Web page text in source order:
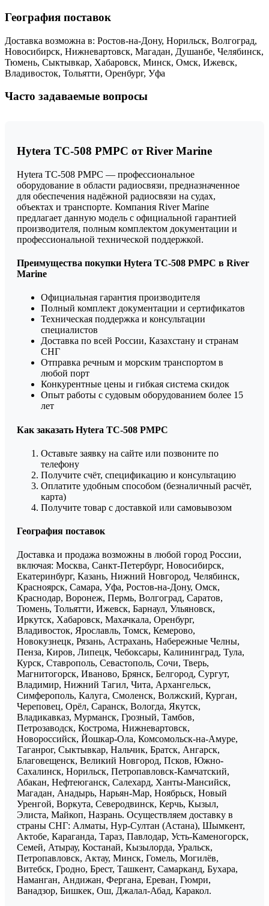
География поставок
Доставка возможна в: Ростов-на-Дону, Норильск, Волгоград,
Новосибирск, Нижневартовск, Магадан, Душанбе, Челябинск,
Тюмень, Сыктывкар, Хабаровск, Минск, Омск, Ижевск,
Владивосток, Тольятти, Оренбург, Уфа
Часто задаваемые вопросы
Hytera TC-508 РМРС от River Marine
Hytera TC-508 РМРС — профессиональное
оборудование в области радиосвязи, предназначенное
для обеспечения надёжной радиосвязи на судах,
объектах и транспорте. Компания River Marine
предлагает данную модель с официальной гарантией
производителя, полным комплектом документации и
профессиональной технической поддержкой.
Преимущества покупки Hytera TC-508 РМРС в River
Marine
Официальная гарантия производителя
Полный комплект документации и сертификатов
Техническая поддержка и консультации
специалистов
Доставка по всей России, Казахстану и странам
СНГ
Отправка речным и морским транспортом в
любой порт
Конкурентные цены и гибкая система скидок
Опыт работы с судовым оборудованием более 15
лет
Как заказать Hytera TC-508 РМРС
Оставьте заявку на сайте или позвоните по
телефону
Получите счёт, спецификацию и консультацию
Оплатите удобным способом (безналичный расчёт,
карта)
Получите товар с доставкой или самовывозом
География поставок
Доставка и продажа возможны в любой город России,
включая: Москва, Санкт-Петербург, Новосибирск,
Екатеринбург, Казань, Нижний Новгород, Челябинск,
Красноярск, Самара, Уфа, Ростов-на-Дону, Омск,
Краснодар, Воронеж, Пермь, Волгоград, Саратов,
Тюмень, Тольятти, Ижевск, Барнаул, Ульяновск,
Иркутск, Хабаровск, Махачкала, Оренбург,
Владивосток, Ярославль, Томск, Кемерово,
Новокузнецк, Рязань, Астрахань, Набережные Челны,
Пенза, Киров, Липецк, Чебоксары, Калининград, Тула,
Курск, Ставрополь, Севастополь, Сочи, Тверь,
Магнитогорск, Иваново, Брянск, Белгород, Сургут,
Владимир, Нижний Тагил, Чита, Архангельск,
Симферополь, Калуга, Смоленск, Волжский, Курган,
Череповец, Орёл, Саранск, Вологда, Якутск,
Владикавказ, Мурманск, Грозный, Тамбов,
Петрозаводск, Кострома, Нижневартовск,
Новороссийск, Йошкар-Ола, Комсомольск-на-Амуре,
Таганрог, Сыктывкар, Нальчик, Братск, Ангарск,
Благовещенск, Великий Новгород, Псков, Южно-
Сахалинск, Норильск, Петропавловск-Камчатский,
Абакан, Нефтеюганск, Салехард, Ханты-Мансийск,
Магадан, Анадырь, Нарьян-Мар, Ноябрьск, Новый
Уренгой, Воркута, Северодвинск, Керчь, Кызыл,
Элиста, Майкоп, Назрань. Осуществляем доставку в
страны СНГ: Алматы, Нур-Султан (Астана), Шымкент,
Актобе, Караганда, Тараз, Павлодар, Усть-Каменогорск,
Семей, Атырау, Костанай, Кызылорда, Уральск,
Петропавловск, Актау, Минск, Гомель, Могилёв,
Витебск, Гродно, Брест, Ташкент, Самарканд, Бухара,
Наманган, Андижан, Фергана, Ереван, Гюмри,
Ванадзор, Бишкек, Ош, Джалал-Абад, Каракол.